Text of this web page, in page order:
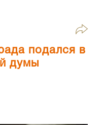
подался в
думы